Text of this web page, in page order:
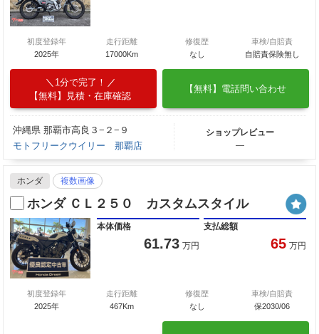
初度登録年
2025年
走行距離
17000Km
修復歴
なし
車検/自賠責
自賠責保険無し
1分で完了！
【無料】見積・在庫確認
【無料】電話問い合わせ
沖縄県 那覇市高良３−２−９
モトフリークウイリー 那覇店
ショップレビュー
―
ホンダ 複数画像
ホンダ ＣＬ２５０ カスタムスタイル
本体価格
61.73 万円
支払総額
65 万円
初度登録年
2025年
走行距離
467Km
修復歴
なし
車検/自賠責
保2030/06